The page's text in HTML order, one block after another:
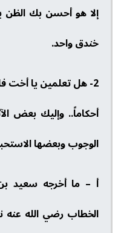
إلا هو أحسن بك الظن
خندق واحد.
2- هل تعلمين يا أخت
أحكاماً.. وإليك بعض
الوجوب وبعضها
أ – ما أخرجه سعيد
الخطاب رضي الله عنه